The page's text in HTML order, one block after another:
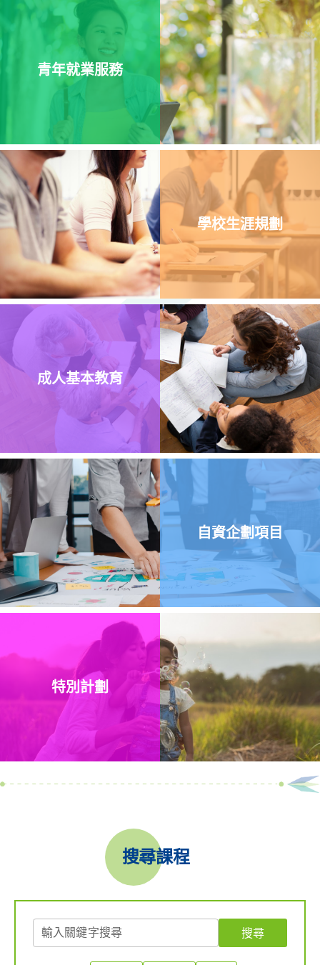
青年就業服務
學校生涯規劃
成人基本教育
自資企劃項目
特別計劃
搜尋課程
輸入關鍵字搜尋 搜尋